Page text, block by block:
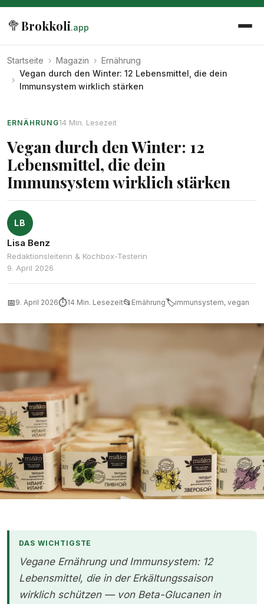
🥦Brokkoli.app
Startseite › Magazin › Ernährung
›
Vegan durch den Winter: 12 Lebensmittel, die dein
Immunsystem wirklich stärken
ERNÄHRUNG14 Min. Lesezeit
Vegan durch den Winter: 12
Lebensmittel, die dein
Immunsystem wirklich stärken
LB
Lisa Benz
Redaktionsleiterin & Kochbox-Testerin
9. April 2026
📅9. April 2026⏱14 Min. Lesezeit📂 Ernährung🏷immunsystem, vegan
DAS WICHTIGSTE
Vegane Ernährung und Immunsystem: 12
Lebensmittel, die in der Erkältungssaison
wirklich schützen — von Beta-Glucanen in